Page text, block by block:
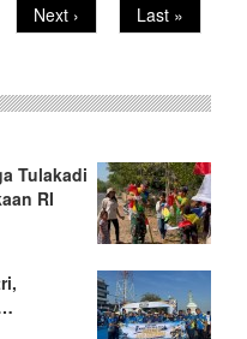
Next
page
Next ›
Last
page
Last »
Tulakadi
RI